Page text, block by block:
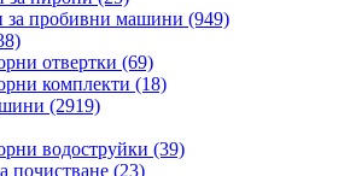
за пробивни машини (949)
отвертки (69)
комплекти (18)
(2919)
водоструйки (39)
почистване (23)